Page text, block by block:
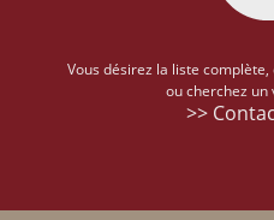
Vous désirez la liste
ou cherchez un
>>